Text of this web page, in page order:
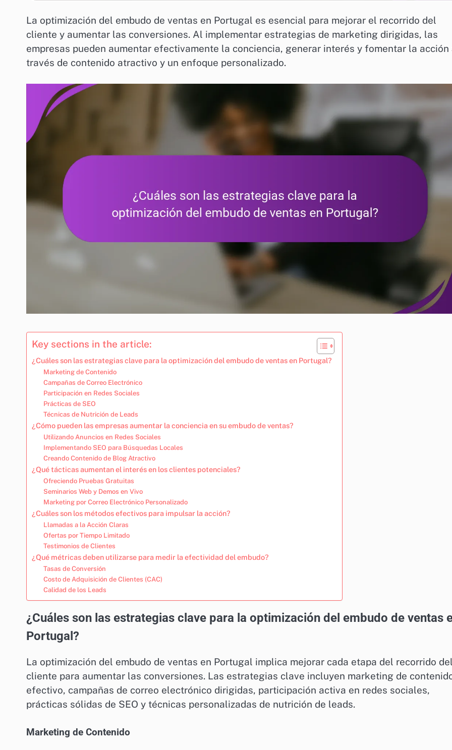
La optimización del embudo de ventas en Portugal es esencial para mejorar el recorrido del
cliente y aumentar las conversiones. Al implementar estrategias de marketing dirigidas, las
empresas pueden aumentar efectivamente la conciencia, generar interés y fomentar la acción
través de contenido atractivo y un enfoque personalizado.
Key sections in the article:
¿Cuáles son las estrategias clave para la optimización del embudo de ventas en Portugal?
Marketing de Contenido
Campañas de Correo Electrónico
Participación en Redes Sociales
Prácticas de SEO
Técnicas de Nutrición de Leads
¿Cómo pueden las empresas aumentar la conciencia en su embudo de ventas?
Utilizando Anuncios en Redes Sociales
Implementando SEO para Búsquedas Locales
Creando Contenido de Blog Atractivo
¿Qué tácticas aumentan el interés en los clientes potenciales?
Ofreciendo Pruebas Gratuitas
Seminarios Web y Demos en Vivo
Marketing por Correo Electrónico Personalizado
¿Cuáles son los métodos efectivos para impulsar la acción?
Llamadas a la Acción Claras
Ofertas por Tiempo Limitado
Testimonios de Clientes
¿Qué métricas deben utilizarse para medir la efectividad del embudo?
Tasas de Conversión
Costo de Adquisición de Clientes (CAC)
Calidad de los Leads
¿Cuáles son las estrategias clave para la optimización del embudo de ventas
Portugal?
La optimización del embudo de ventas en Portugal implica mejorar cada etapa del recorrido del
cliente para aumentar las conversiones. Las estrategias clave incluyen marketing de
efectivo, campañas de correo electrónico dirigidas, participación activa en redes sociales,
prácticas sólidas de SEO y técnicas personalizadas de nutrición de leads.
Marketing de Contenido